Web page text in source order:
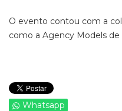
O evento contou com a
como a Agency Models de
Whatsapp